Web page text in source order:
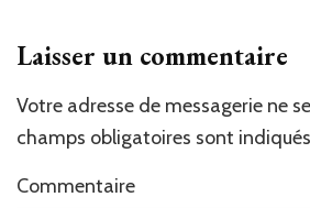
Laisser un commentaire
Votre adresse de messagerie ne
champs obligatoires sont
Commentaire